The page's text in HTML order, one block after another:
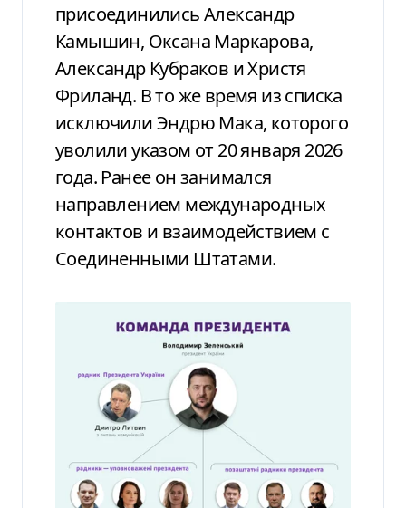
присоединились Александр
Камышин, Оксана Маркарова,
Александр Кубраков и Христя
Фриланд. В то же время из списка
исключили Эндрю Мака, которого
уволили указом от 20 января 2026
года. Ранее он занимался
направлением международных
контактов и взаимодействием с
Соединенными Штатами.